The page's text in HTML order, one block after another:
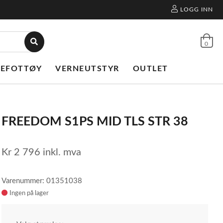
LOGG INN
0
VERNEUTSTYR OUTLET
FREEDOM S1PS MID TLS STR 38
Kr 2 796 inkl. mva
Varenummer: 01351038
Ingen på lager